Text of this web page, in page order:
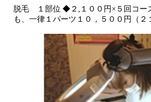
脱毛 １部位 ◆２,１００円×５回コー
も、一律１パーツ１０，５００円（２